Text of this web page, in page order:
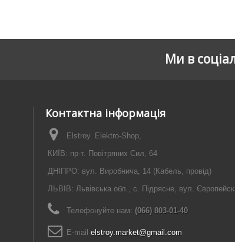
Ми в
Контактна інформація
Elstroy. Elektro-Shop,
КИЇВ: пр-т. Повітряних Сил, 64
ДНІПРО: вул. Виробнича, 14 (Кабель, провід)
ЛЬВІВ: Львівська обл., с. Підрясне, вул.
Телефонуйте нам: (066) 803-01-40
E-maіl elstroy.market@gmail.com